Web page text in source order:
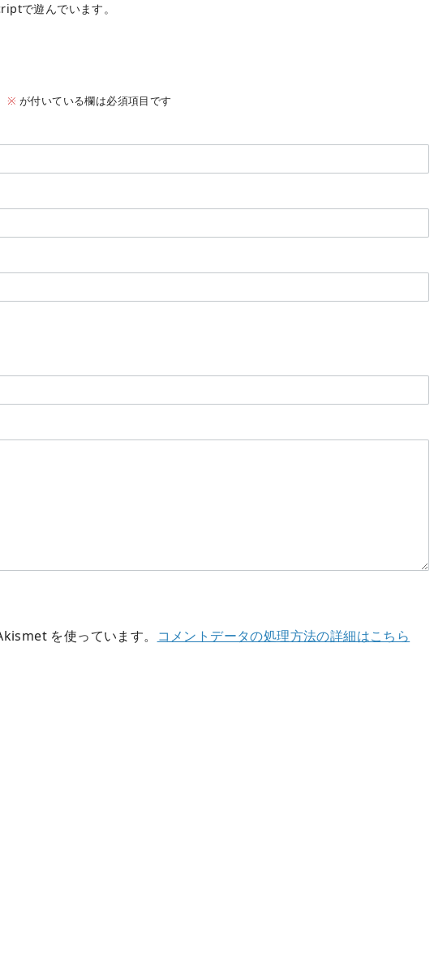
で遊んでいます。
※ が付いている欄は必須項目です
を使っています。
コメントデータの処理方法の詳細はこちら